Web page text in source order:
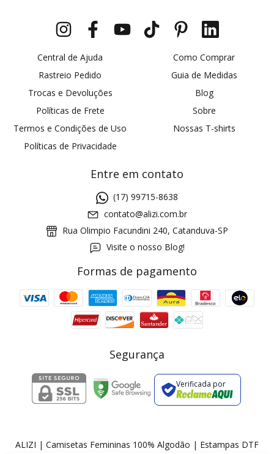
Central de Ajuda
Rastreio Pedido
Trocas e Devoluções
Políticas de Frete
Termos e Condições de Uso
Políticas de Privacidade
Como Comprar
Guia de Medidas
Blog
Sobre
Nossas T-shirts
Entre em contato
(17) 99715-8638
contato@alizi.com.br
Rua Olimpio Facundini 240, Catanduva-SP
Visite o nosso Blog!
Formas de pagamento
Segurança
Verificada por
ALIZI | Camisetas Femininas 100% Algodão | Estampas DTF
Cupom 1a compra: GANHE5
2 pecas 7% OFF